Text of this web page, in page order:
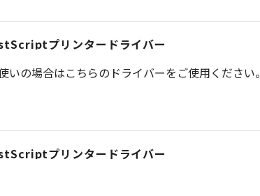
プリンタードライバー
の場合はこちらのドライバーをご使用ください。
プリンタードライバー